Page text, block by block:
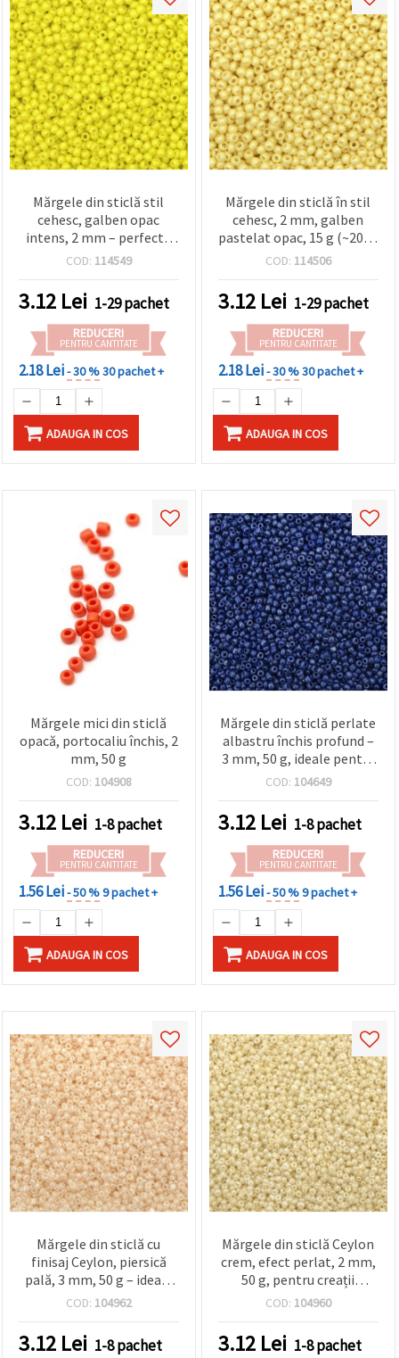
Mărgele din sticlă stil
cehesc, galben opac
intens, 2 mm – perfecte
pentru bijuterii, broderie
mărgelit – 15 g (~2050
buc.)
COD: 114549
3.12 Lei 1-29 pachet
REDUCERI
PENTRU CANTITATE
2.18 Lei- 30 %30 pachet +
ADAUGA IN COS
Mărgele din sticlă în stil
cehesc, 2 mm, galben
pastelat opac, 15 g (~2050
buc.)
COD: 114506
3.12 Lei 1-29 pachet
REDUCERI
PENTRU CANTITATE
2.18 Lei- 30 %30 pachet +
ADAUGA IN COS
Mărgele mici din sticlă
opacă, portocaliu închis, 2
mm, 50 g
COD: 104908
3.12 Lei 1-8 pachet
REDUCERI
PENTRU CANTITATE
1.56 Lei- 50 %9 pachet +
ADAUGA IN COS
Mărgele din sticlă perlate
albastru închis profund –
3 mm, 50 g, ideale pentru
bijuterii handmade,
DIY unice
COD: 104649
3.12 Lei 1-8 pachet
REDUCERI
PENTRU CANTITATE
1.56 Lei- 50 %9 pachet +
ADAUGA IN COS
Mărgele din sticlă cu
finisaj Ceylon, piersică
pală, 3 mm, 50 g – ideale
pentru bijuterii și
COD: 104962
3.12 Lei 1-8 pachet
Mărgele din sticlă Ceylon
crem, efect perlat, 2 mm,
50 g, pentru creații
handmade
COD: 104960
3.12 Lei 1-8 pachet